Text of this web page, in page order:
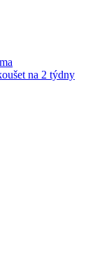
na 2 týdny